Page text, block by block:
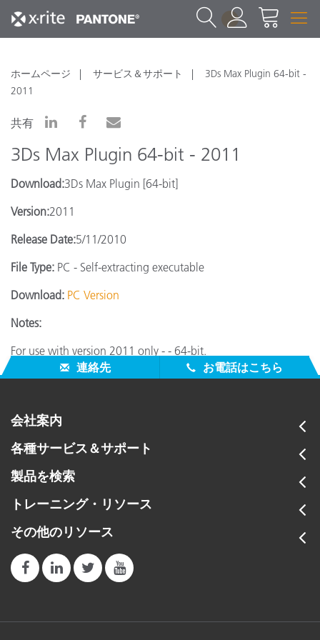
1
ホームページ サービス＆サポート
3Ds Max Plugin 64-bit -
2011
共有
3Ds Max Plugin 64-bit - 2011
Download:3Ds Max Plugin [64-bit]
Version:2011
Release Date:5/11/2010
File Type: PC - Self-extracting executable
Download: PC Version
Notes:
For use with version 2011 only - - 64-bit.
連絡先
お電話はこちら
会社案内
各種サービス＆サポート
製品を検索
トレーニング・リソース
その他のリソース